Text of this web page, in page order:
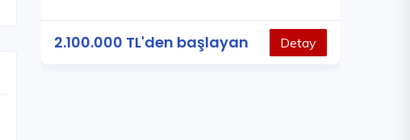
2.100.000 TL'den başlayan Detay